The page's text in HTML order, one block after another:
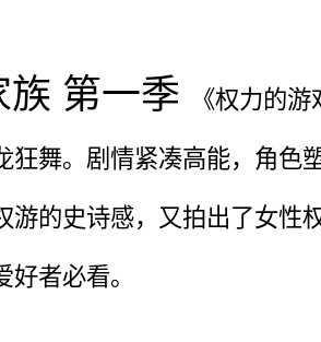
族 第一季 《权力的
狂舞。剧情紧凑高能，角色
游的史诗感，又拍出了女性
好者必看。